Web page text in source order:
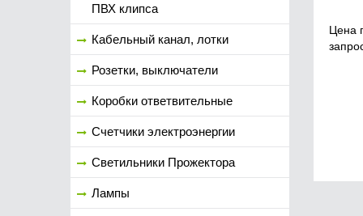
ПВХ клипса
Кабельный канал, лотки
Розетки, выключатели
Коробки ответвительные
Счетчики электроэнергии
Светильники Прожектора
Лампы
Цена